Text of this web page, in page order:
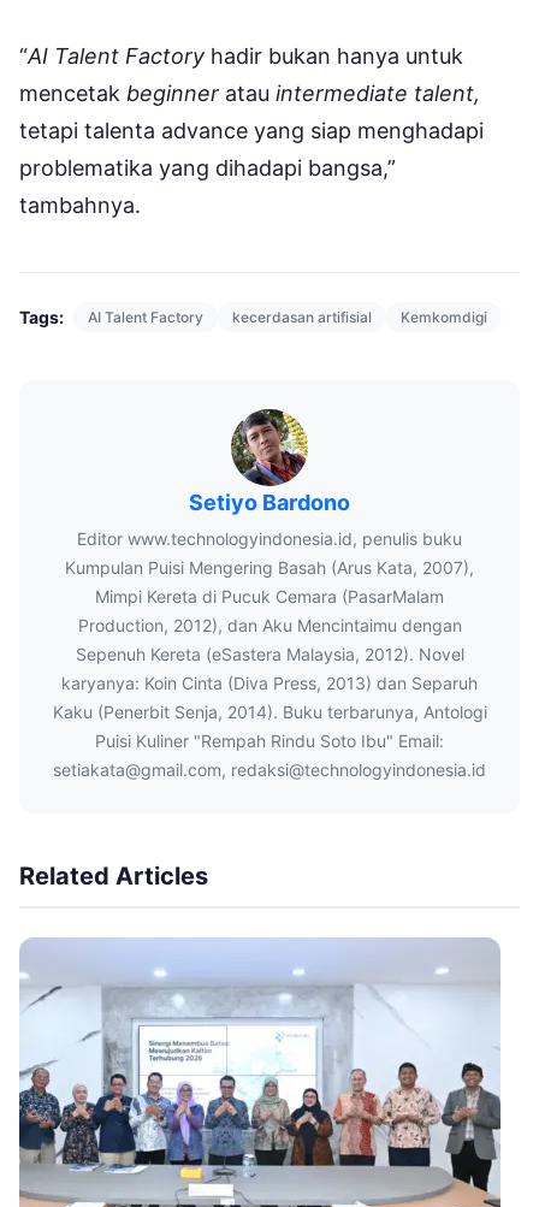
“AI Talent Factory hadir bukan hanya untuk
mencetak beginner atau intermediate talent,
tetapi talenta advance yang siap menghadapi
problematika yang dihadapi bangsa,”
tambahnya.
Tags: AI Talent Factory kecerdasan artifisial Kemkomdigi
Setiyo Bardono
Editor www.technologyindonesia.id, penulis buku
Kumpulan Puisi Mengering Basah (Arus Kata, 2007),
Mimpi Kereta di Pucuk Cemara (PasarMalam
Production, 2012), dan Aku Mencintaimu dengan
Sepenuh Kereta (eSastera Malaysia, 2012). Novel
karyanya: Koin Cinta (Diva Press, 2013) dan Separuh
Kaku (Penerbit Senja, 2014). Buku terbarunya, Antologi
Puisi Kuliner "Rempah Rindu Soto Ibu" Email:
setiakata@gmail.com, redaksi@technologyindonesia.id
Related Articles